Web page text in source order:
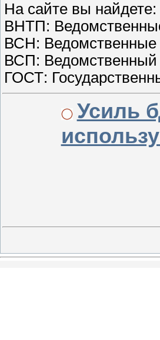
На сайте вы найдете:
ВНТП:
ВСН: Ведомственные
ВСП: Ведомственный
ГОСТ:
Усиль